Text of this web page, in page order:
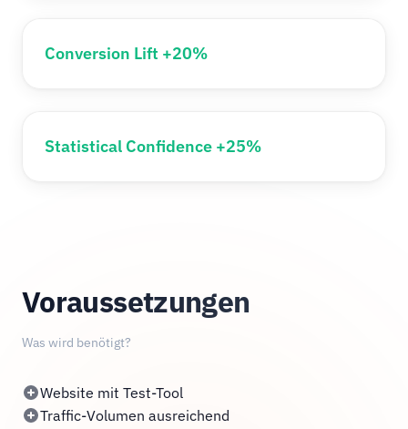
Conversion Lift +20%
Statistical Confidence +25%
Voraussetzungen
Was wird benötigt?
Website mit Test-Tool
Traffic-Volumen ausreichend